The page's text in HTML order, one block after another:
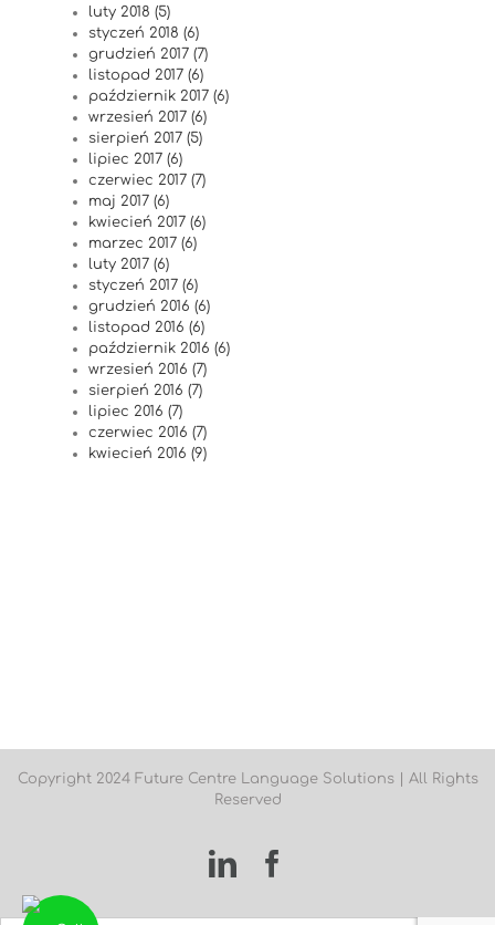
luty 2018 (5)
styczeń 2018 (6)
grudzień 2017 (7)
listopad 2017 (6)
październik 2017 (6)
wrzesień 2017 (6)
sierpień 2017 (5)
lipiec 2017 (6)
czerwiec 2017 (7)
maj 2017 (6)
kwiecień 2017 (6)
marzec 2017 (6)
luty 2017 (6)
styczeń 2017 (6)
grudzień 2016 (6)
listopad 2016 (6)
październik 2016 (6)
wrzesień 2016 (7)
sierpień 2016 (7)
lipiec 2016 (7)
czerwiec 2016 (7)
kwiecień 2016 (9)
Copyright 2024 Future Centre Language Solutions | All Rights
Reserved
LinkedIn